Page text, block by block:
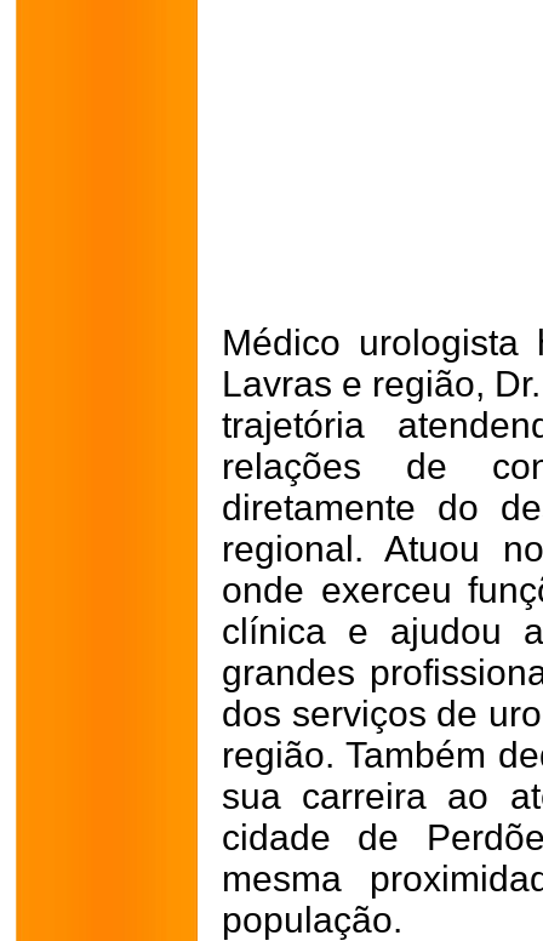
Médico
Lavras e região,
trajetória
relações de
diretamente do
regional. Atuou
onde exerceu
clínica e ajudou
grandes
dos serviços de
região. Também
sua carreira ao
cidade de
mesma
população.